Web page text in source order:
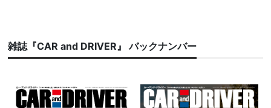
雑誌『CAR and DRIVER』 バックナンバー